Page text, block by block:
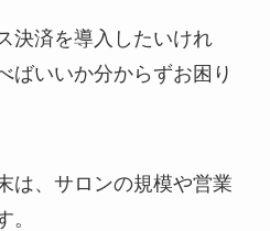
決済を導入したいけれ
ばいいか分からずお困り
は、サロンの規模や営業
。